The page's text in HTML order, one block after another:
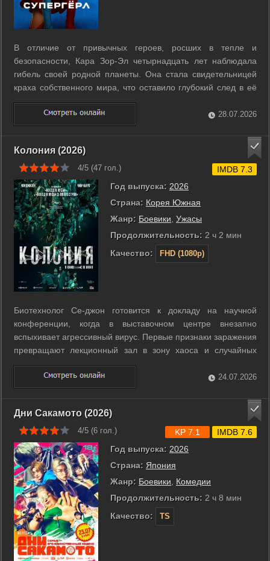
В отличие от привычных героев, росших в тепле и
безопасности, Кара Зор-Эл четырнадцать лет наблюдала
гибель своей родной планеты. Она стала свидетельницей
краха собственного мира, что оставило глубокий след в её
душе и навсегда изменило восприятие реальности. Теперь,
скитаясь по просторам космоса вместе с верным псом
Крипто, бывшая жительница ...
28.07.2026
Колония (2026)
4/5 (47 гол.)
Год выпуска: 2026
Страна: Корея Южная
Жанр: Боевики Ужасы
Продолжительность: 2 ч 2 мин
Качество:
FHD (1080p)
IMDB 7.3
Биотехнолог Се-джон готовится к докладу на научной
конференции, когда в выставочном центре внезапно
вспыхивает агрессивный вирус. Первые признаки заражения
превращают лекционный зал в зону хаоса и случайных
смертей. Власти немедленно блокируют здание, запирая
всех присутствующих внутри вместе с быстро
меняющимися мутантами. Се-джон пытается найти ...
24.07.2026
Дни Сакамото (2026)
4/5 (6 гол.)
Год выпуска: 2026
Страна: Япония
Жанр: Боевики
Комедии
Продолжительность: 2 ч 8 мин
Качество:
TS
KP 7.1 IMDB 7.6